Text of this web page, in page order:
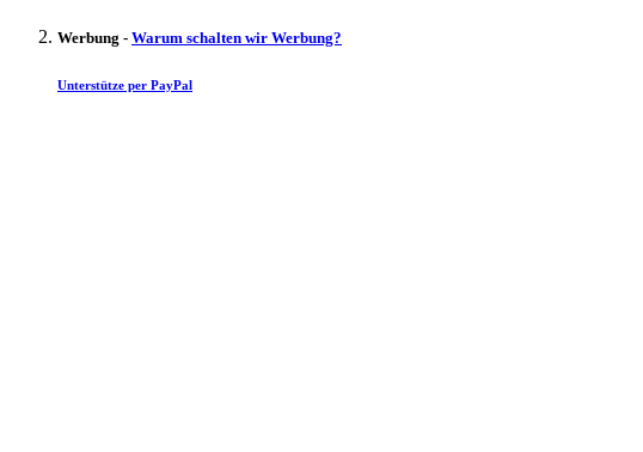
Werbung - Warum schalten wir Werbung?
Unterstütze per PayPal